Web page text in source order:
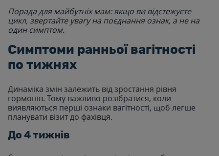
Порада для майбутніх мам: якщо ви відстежуєте
цикл, звертайте увагу на поєднання ознак, а не на
один симптом.
Симптоми ранньої вагітності
по тижнях
Динаміка змін залежить від зростання рівня
гормонів. Тому важливо розібратися, коли
виявляються перші ознаки вагітності, щоб легше
планувати візит до фахівця.
До 4 тижнів